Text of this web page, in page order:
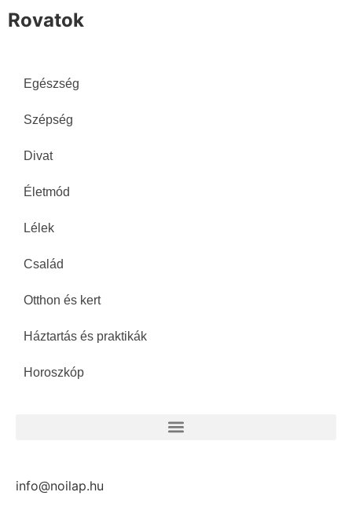
Rovatok
Egészség
Szépség
Divat
Életmód
Lélek
Család
Otthon és kert
Háztartás és praktikák
Horoszkóp
info@noilap.hu